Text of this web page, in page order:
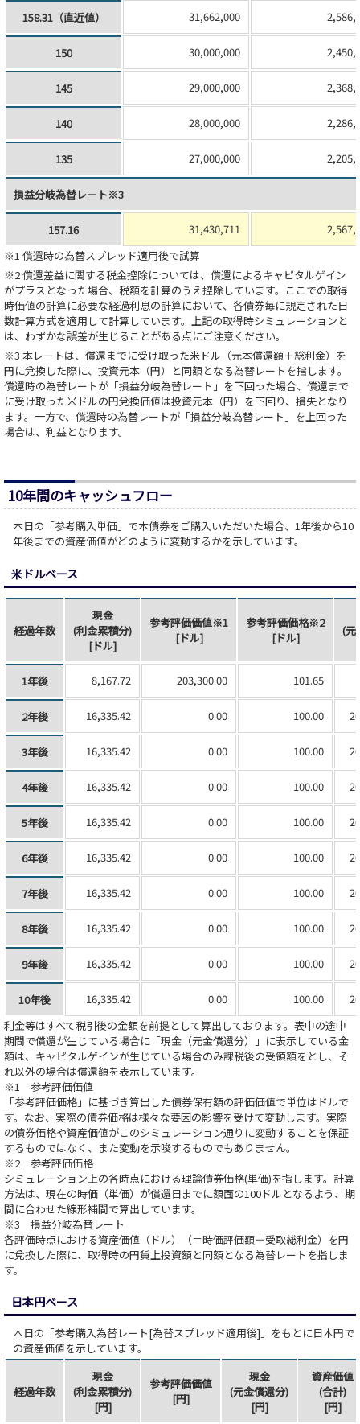
158.31（直近値） 31,662,000
150 30,000,000
145 29,000,000
140 28,000,000
135 27,000,000
損益分岐為替レート※3
157.16 31,430,711
※1 償還時の為替スプレッド適用後で試算
※2 償還差益に関する税金控除については、償還によるキャピタルゲイン
がプラスとなった場合、税額を計算のうえ控除しています。ここでの取得
時価値の計算に必要な経過利息の計算において、各債券毎に規定された日
数計算方式を適用して計算しています。上記の取得時シミュレーションと
は、わずかな誤差が生じることがある点にご注意ください。
※3 本レートは、償還までに受け取った米ドル（元本償還額＋総利金）を
円に兌換した際に、投資元本（円）と同額となる為替レートを指します。
償還時の為替レートが「損益分岐為替レート」を下回った場合、償還まで
に受け取った米ドルの円兌換価値は投資元本（円）を下回り、損失となり
ます。一方で、償還時の為替レートが「損益分岐為替レート」を上回った
場合は、利益となります。
10年間のキャッシュフロー
本日の「参考購入単価」で本債券をご購入いただいた場合、1年後から10
年後までの資産価値がどのように変動するかを示しています。
米ドルベース
経過年数
現金
(利金累積分)
[ドル]
参考評価価値※1
[ドル]
参考評価価格※2
[ドル]
(元
1年後 8,167.72 203,300.00 101.65
2年後 16,335.42 0.00 100.00
3年後 16,335.42 0.00 100.00
4年後 16,335.42 0.00 100.00
5年後 16,335.42 0.00 100.00
6年後 16,335.42 0.00 100.00
7年後 16,335.42 0.00 100.00
8年後 16,335.42 0.00 100.00
9年後 16,335.42 0.00 100.00
10年後 16,335.42 0.00 100.00
利金等はすべて税引後の金額を前提として算出しております。表中の途中
期間で償還が生じている場合に「現金（元金償還分）」に表示している金
額は、キャピタルゲインが生じている場合のみ課税後の受領額をとし、そ
れ以外の場合は償還額を表示しています。
※1 参考評価価値
「参考評価価格」に基づき算出した債券保有額の評価価値で単位はドルで
す。なお、実際の債券価格は様々な要因の影響を受けて変動します。実際
の債券価格や資産価値がこのシミュレーション通りに変動することを保証
するものではなく、また変動を示唆するものでもありません。
※2 参考評価価格
シミュレーション上の各時点における理論債券価格(単価)を指します。計算
方法は、現在の時価（単価）が償還日までに額面の100ドルとなるよう、期
間に合わせた線形補間で算出しています。
※3 損益分岐為替レート
各評価時点における資産価値（ドル）（＝時価評価額＋受取総利金）を円
に兌換した際に、取得時の円貨上投資額と同額となる為替レートを指しま
す。
日本円ベース
本日の「参考購入為替レート[為替スプレッド適用後]」をもとに日本円で
の資産価値を示しています。
経過年数
現金
(利金累積分)
[円]
参考評価価値
[円]
現金
(元金償還分)
[円]
資産価値
(合計)
[円]